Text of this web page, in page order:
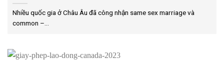
Nhiều quốc gia ở Châu Âu đã công nhận same sex marriage và
common –...